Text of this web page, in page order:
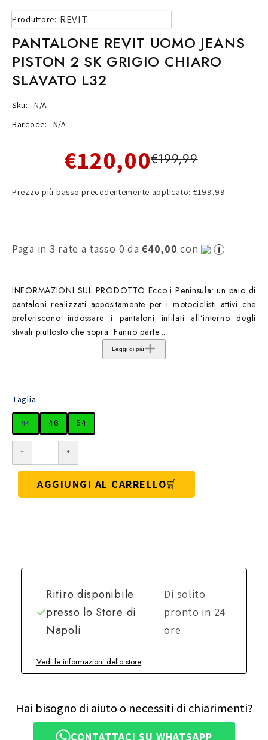
Produttore: REVIT
PANTALONE REVIT UOMO JEANS
PISTON 2 SK GRIGIO CHIARO
SLAVATO L32
Sku:
N/A
Barcode:
N/A
€120,00€199,99
Prezzo più basso precedentemente applicato: €199,99
Paga in 3 rate a tasso 0 da€40,00 con
INFORMAZIONI SUL PRODOTTO Ecco i Peninsula: un paio di
pantaloni realizzati appositamente per i motociclisti attivi che
preferiscono indossare i pantaloni infilati all’interno degli
stivali piuttosto che sopra. Fanno parte...
Leggi di più
Taglia
44 46 54
AGGIUNGI AL CARRELLO
Ritiro disponibile
presso lo Store di
Napoli
Di solito
pronto in 24
ore
Vedi le informazioni dello store
Hai bisogno di aiuto o necessiti di chiarimenti?
CONTATTACI SU WHATSAPP